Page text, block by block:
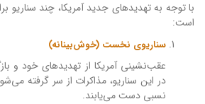
با توجه به تهدیدهای جدید آمریکا، چند سناریو
است:
سناریوی نخست (خوش‌بینانه)
عقب‌نشینی آمریکا از تهدیدهای خود و
در این سناریو، مذاکرات از سر گرفته
نسبی دست می‌یابند.